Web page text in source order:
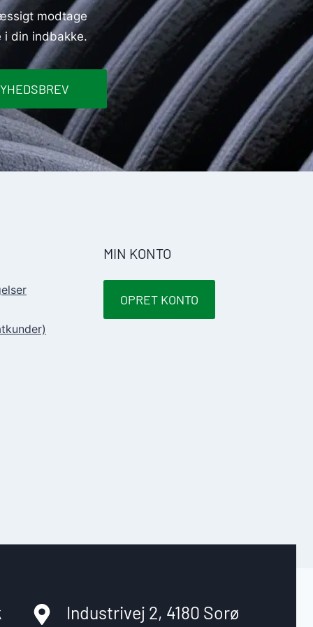
modtage
i din indbakke.
MIN KONTO
OPRET KONTO
Industrivej 2, 4180 Sorø